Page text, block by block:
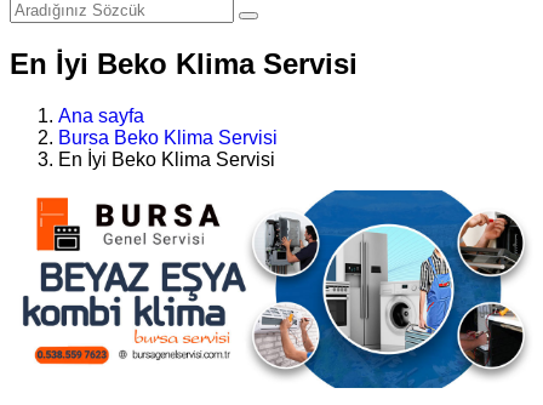
En İyi Beko Klima Servisi
Ana sayfa
Bursa Beko Klima Servisi
En İyi Beko Klima Servisi